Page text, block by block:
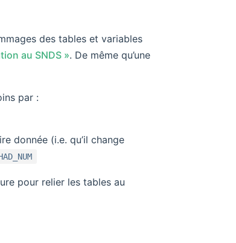
des tables et variables
au SNDS ». De même qu’une
par :
donnée (i.e. qu’il change
pour relier les tables au